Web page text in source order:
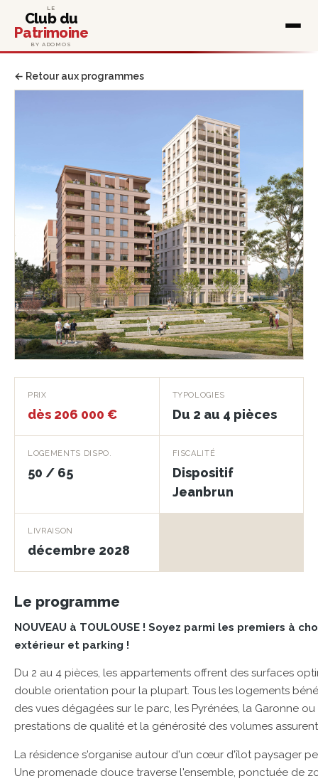
LE
Club du
Patrimoine
BY ADOMOS
← Retour aux programmes
Altoria
TOULOUSE · 31000
PRIX
dès 206 000 €
TYPOLOGIES
Du 2 au 4 pièces
LOGEMENTS DISPO.
50 / 65
FISCALITÉ
Dispositif
Jeanbrun
LIVRAISON
décembre 2028
Le programme
NOUVEAU à TOULOUSE ! Soyez parmi les premiers à
extérieur et parking !
Du 2 au 4 pièces, les appartements offrent des surfaces
double orientation pour la plupart. Tous les logements
des vues dégagées sur le parc, les Pyrénées, la Garonne
prestations de qualité et la générosité des volumes
La résidence s'organise autour d'un cœur d'îlot paysager
Une promenade douce traverse l'ensemble, ponctuée de